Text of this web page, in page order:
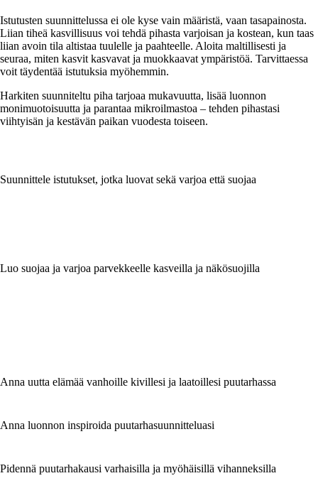
Istutusten suunnittelussa ei ole kyse vain määristä, vaan tasapainosta.
Liian tiheä kasvillisuus voi tehdä pihasta varjoisan ja kostean, kun taas
liian avoin tila altistaa tuulelle ja paahteelle. Aloita maltillisesti ja
seuraa, miten kasvit kasvavat ja muokkaavat ympäristöä. Tarvittaessa
voit täydentää istutuksia myöhemmin.
Harkiten suunniteltu piha tarjoaa mukavuutta, lisää luonnon
monimuotoisuutta ja parantaa mikroilmastoa – tehden pihastasi
viihtyisän ja kestävän paikan vuodesta toiseen.
Suunnittele istutukset, jotka luovat sekä varjoa että suojaa
Luo suojaa ja varjoa parvekkeelle kasveilla ja näkösuojilla
Anna uutta elämää vanhoille kivillesi ja laatoillesi puutarhassa
Anna luonnon inspiroida puutarhasuunnitteluasi
Pidennä puutarhakausi varhaisilla ja myöhäisillä vihanneksilla